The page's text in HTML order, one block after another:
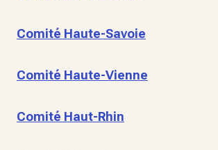
Comité Haute-Savoie
Comité Haute-Vienne
Comité Haut-Rhin